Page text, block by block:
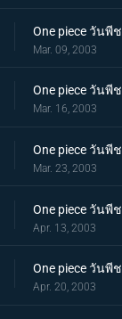
Mar. 09, 2003
Mar. 16, 2003
Mar. 23, 2003
Apr. 13, 2003
Apr. 20, 2003